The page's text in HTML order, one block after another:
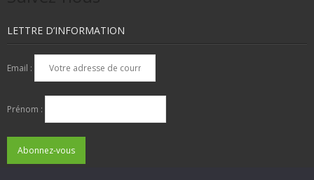
LETTRE D’INFORMATION
Email :
Prénom :